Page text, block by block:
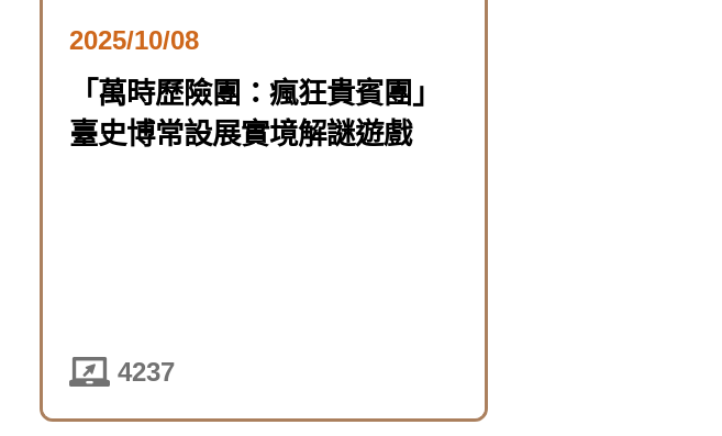
2025/10/08
「萬時歷險團：瘋狂貴賓團」
臺史博常設展實境解謎遊戲
4237